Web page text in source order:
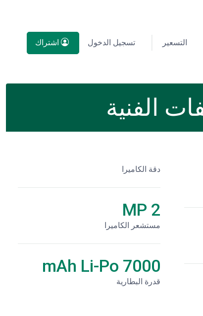
التسعير تسجيل الدخول اشتراك
دقة الكاميرا
2 MP
مستشعر الكاميرا
7000 mAh Li-Po
قدرة البطارية